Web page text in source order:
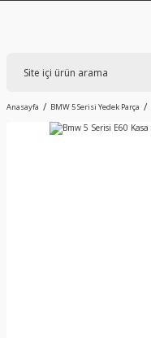
Anasayfa BMW 5 Serisi Yedek Parça